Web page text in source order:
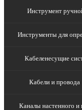
Инструмент
Инструменты для
Кабеленесущие
Кабели и провода
Каналы настенного